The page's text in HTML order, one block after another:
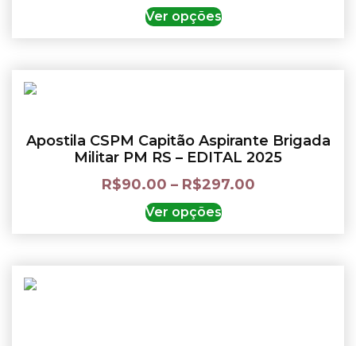
Ver opções
Apostila CSPM Capitão Aspirante Brigada
Militar PM RS – EDITAL 2025
R$90.00 – R$297.00
Ver opções